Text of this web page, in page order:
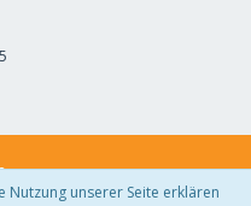
Nutzung unserer Seite erklären